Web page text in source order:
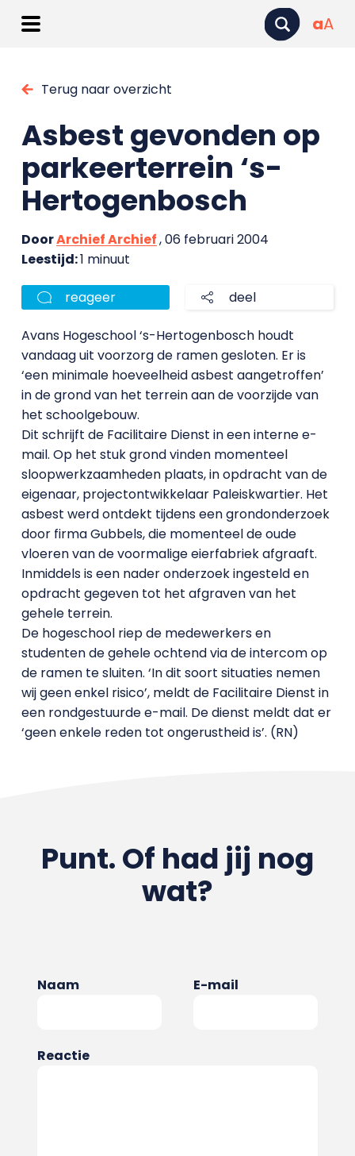
aA
Terug naar overzicht
Asbest gevonden op
parkeerterrein ‘s-
Hertogenbosch
DoorArchief Archief, 06 februari 2004
Leestijd:1 minuut
reageer deel
Avans Hogeschool ‘s-Hertogenbosch houdt
vandaag uit voorzorg de ramen gesloten. Er is
‘een minimale hoeveelheid asbest aangetroffen’
in de grond van het terrein aan de voorzijde van
het schoolgebouw.
Dit schrijft de Facilitaire Dienst in een interne e-
mail. Op het stuk grond vinden momenteel
sloopwerkzaamheden plaats, in opdracht van de
eigenaar, projectontwikkelaar Paleiskwartier. Het
asbest werd ontdekt tijdens een grondonderzoek
door firma Gubbels, die momenteel de oude
vloeren van de voormalige eierfabriek afgraaft.
Inmiddels is een nader onderzoek ingesteld en
opdracht gegeven tot het afgraven van het
gehele terrein.
De hogeschool riep de medewerkers en
studenten de gehele ochtend via de intercom op
de ramen te sluiten. ‘In dit soort situaties nemen
wij geen enkel risico’, meldt de Facilitaire Dienst in
een rondgestuurde e-mail. De dienst meldt dat er
‘geen enkele reden tot ongerustheid is’. (RN)
Punt. Of had jij nog
wat?
Naam E-mail
Reactie